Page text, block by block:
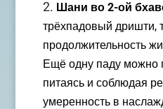
Шани во 2-ой
трёхпадовый дришти,
продолжительность
Ещё одну паду можно
питаясь и соблюдая
умеренность в